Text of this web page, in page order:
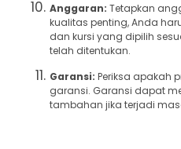
Anggaran: Tetapkan
kualitas penting, Anda
dan kursi yang dipilih
telah ditentukan.
Garansi: Periksa apakah
garansi. Garansi dapat
tambahan jika terjadi